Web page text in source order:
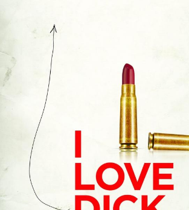
Edwards Worten erinnert sich Susan an
Momente ihrer eigenen Liebesbeziehung
weiter die Erzählung in Nocturnal
Abrechnung zuläuft, desto dramatischere
Auswirkungen hat sie nicht nur auf ihren
sondern auch auf Susan.